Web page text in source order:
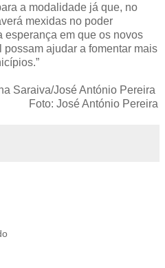
a modalidade já que, no
mexidas no poder
esperança em que os novos
ajudar a fomentar mais
Saraiva/José António Pereira
Foto: José António Pereira